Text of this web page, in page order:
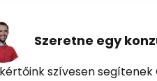
Szeretne egy
szívesen segítenek